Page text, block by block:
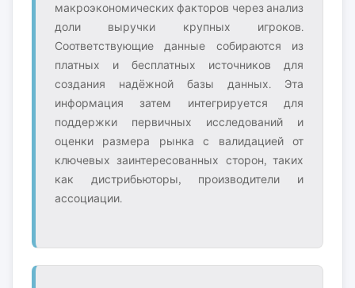
макроэкономических факторов через анализ
доли выручки крупных игроков.
Соответствующие данные собираются из
платных и бесплатных источников для
создания надёжной базы данных. Эта
информация затем интегрируется для
поддержки первичных исследований и
оценки размера рынка с валидацией от
ключевых заинтересованных сторон, таких
как дистрибьюторы, производители и
ассоциации.